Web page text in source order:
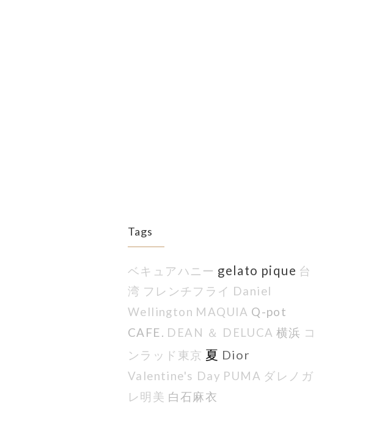
Tags
ベキュアハニー gelato pique 台
湾 フレンチフライ Daniel
Wellington MAQUIA Q-pot
CAFE. DEAN ＆ DELUCA 横浜 コ
ンラッド東京 夏 Dior
Valentine's Day PUMA ダレノガ
レ明美 白石麻衣